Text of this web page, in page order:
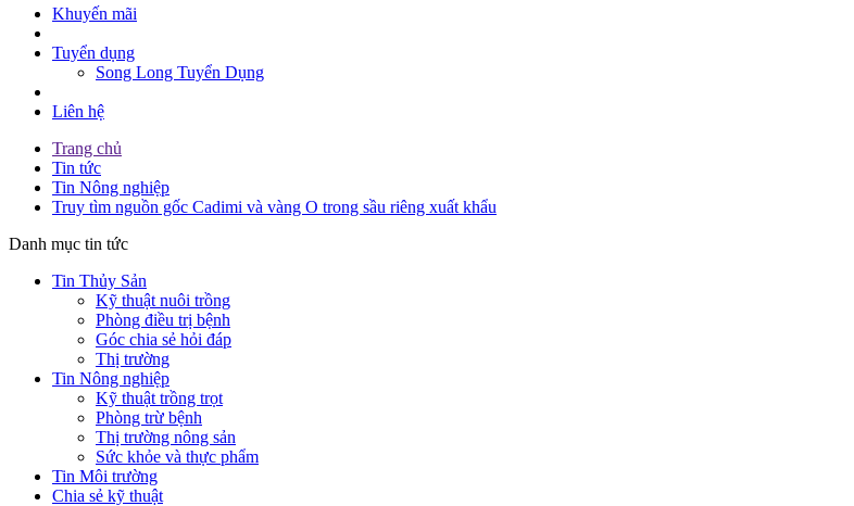
Khuyến mãi
Tuyển dụng
Song Long Tuyển Dụng
Liên hệ
Trang chủ
Tin tức
Tin Nông nghiệp
Truy tìm nguồn gốc Cadimi và vàng O trong sầu riêng xuất khẩu
Danh mục tin tức
Tin Thủy Sản
Kỹ thuật nuôi trồng
Phòng điều trị bệnh
Góc chia sẻ hỏi đáp
Thị trường
Tin Nông nghiệp
Kỹ thuật trồng trọt
Phòng trừ bệnh
Thị trường nông sản
Sức khỏe và thực phẩm
Tin Môi trường
Chia sẻ kỹ thuật